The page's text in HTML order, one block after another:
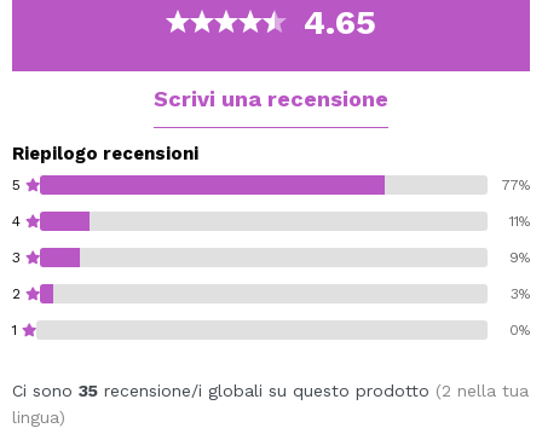
4.65
Scrivi una recensione
Riepilogo recensioni
5 77%
4 11%
3 9%
2 3%
1 0%
Ci sono 35 recensione/i globali su questo prodotto (2 nella tua
lingua)